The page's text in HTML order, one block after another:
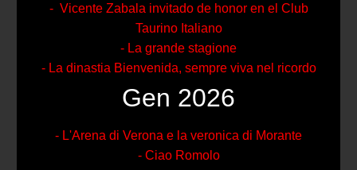
- Vicente Zabala invitado de honor en el Club
Taurino Italiano
- La grande stagione
- La dinastia Bienvenida, sempre viva nel ricordo
Gen 2026
- L'Arena di Verona e la veronica di Morante
- Ciao Romolo